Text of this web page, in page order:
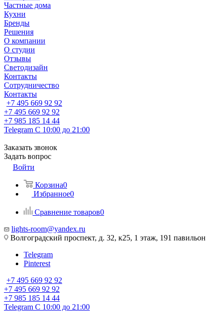
Частные дома
Кухни
Бренды
Решения
О компании
О студии
Отзывы
Светодизайн
Контакты
Сотрудничество
Контакты
+7 495 669 92 92
+7 495 669 92 92
+7 985 185 14 44
Telegram С 10:00 до 21:00
Заказать звонок
Задать вопрос
Войти
Корзина0
Избранное0
Сравнение товаров0
lights-room@yandex.ru
Волгоградский проспект, д. 32, к25, 1 этаж, 191 павильон
Telegram
Pinterest
+7 495 669 92 92
+7 495 669 92 92
+7 985 185 14 44
Telegram С 10:00 до 21:00